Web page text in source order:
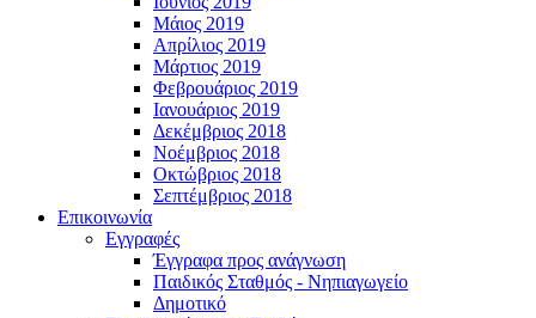
Μάιος 2019
Απρίλιος 2019
Μάρτιος 2019
Φεβρουάριος 2019
Ιανουάριος 2019
Δεκέμβριος 2018
Νοέμβριος 2018
Οκτώβριος 2018
Σεπτέμβριος 2018
Επικοινωνία
Εγγραφές
Έγγραφα προς ανάγνωση
Παιδικός Σταθμός - Νηπιαγωγείο
Δημοτικό